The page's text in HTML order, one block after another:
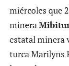
miércoles que
minera
estatal minera
turca Marilyns